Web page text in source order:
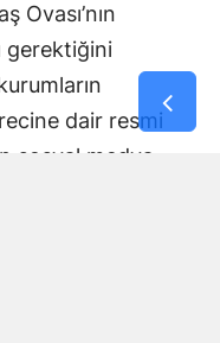
Ovası’nın
gerektiğini
dair resmi
sosyal medya